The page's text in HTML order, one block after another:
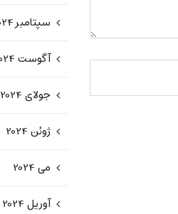
سپتامبر 2024
آگوست 2024
جولای 2024
ژوئن 2024
می 2024
آوریل 2024